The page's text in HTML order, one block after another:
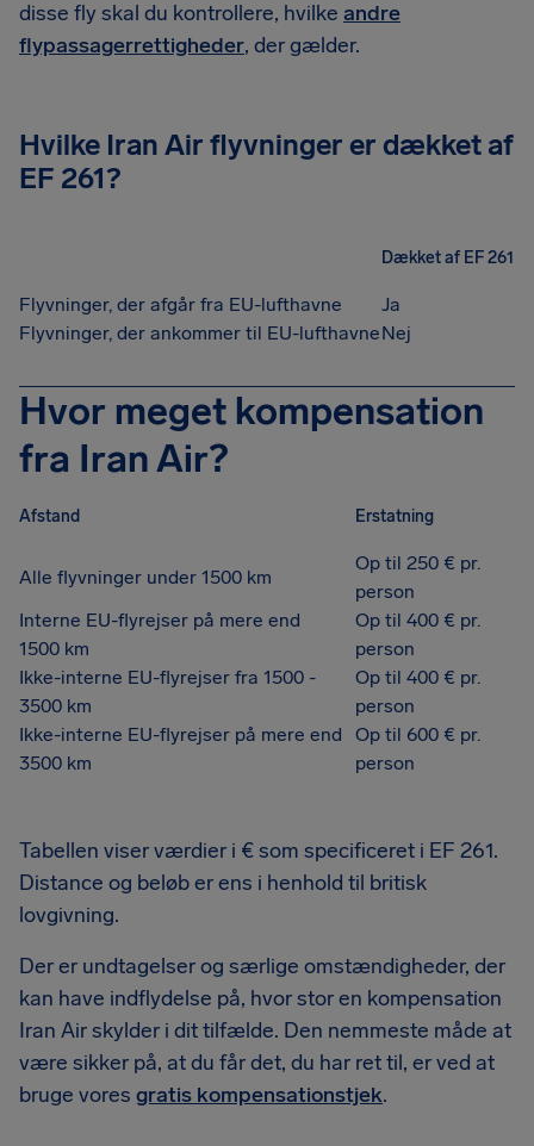
disse fly skal du kontrollere, hvilke andre
flypassagerrettigheder, der gælder.
Hvilke Iran Air flyvninger er dækket af
EF 261?
Dækket af EF 261
Flyvninger, der afgår fra EU-lufthavne
Ja
Flyvninger, der ankommer til EU-lufthavneNej
Hvor meget kompensation
fra Iran Air?
Afstand Erstatning
Alle flyvninger under 1500 km
Op til 250 € pr.
person
Interne EU-flyrejser på mere end
1500 km
Op til 400 € pr.
person
Ikke-interne EU-flyrejser fra 1500 -
3500 km
Op til 400 € pr.
person
Ikke-interne EU-flyrejser på mere end
3500 km
Op til 600 € pr.
person
Tabellen viser værdier i € som specificeret i EF 261.
Distance og beløb er ens i henhold til britisk
lovgivning.
Der er undtagelser og særlige omstændigheder, der
kan have indflydelse på, hvor stor en kompensation
Iran Air skylder i dit tilfælde. Den nemmeste måde at
være sikker på, at du får det, du har ret til, er ved at
bruge vores gratis kompensationstjek.